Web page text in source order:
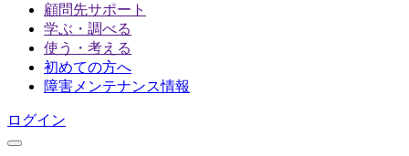
顧問先サポート
学ぶ・調べる
使う・考える
初めての方へ
障害メンテナンス情報
ログイン